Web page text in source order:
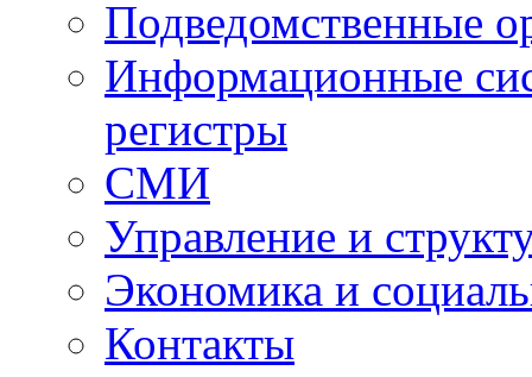
Подведомственные
Информационные
регистры
СМИ
Управление и
Экономика и
Контакты